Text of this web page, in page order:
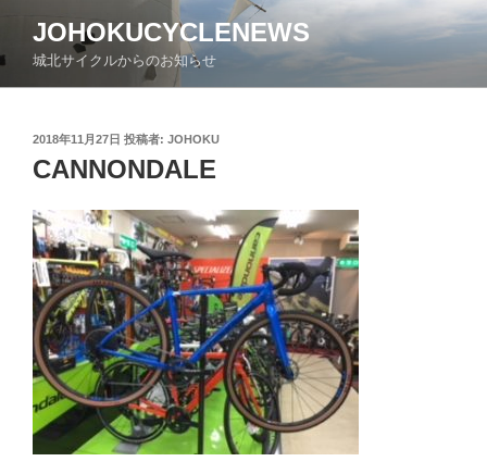
テ
ン
JOHOKUCYCLENEWS
城北サイクルからのお知らせ
投
稿
日:
2018年11月27日 投稿者: JOHOKU
CANNONDALE